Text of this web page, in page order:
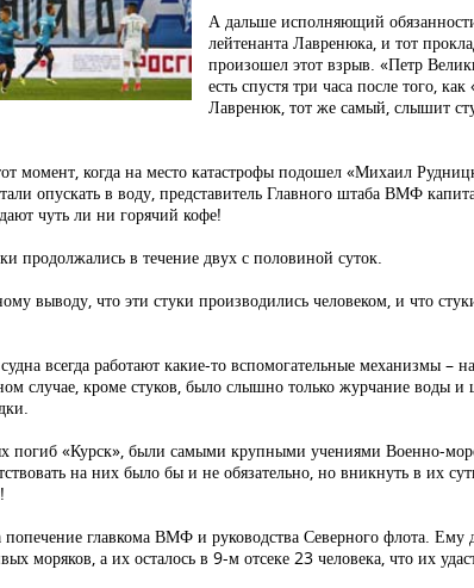
А дальше исполняющий
лейтенанта Лавренюка, и тот
произошел этот взрыв. «Петр
есть спустя три часа после того,
Лавренюк, тот же самый, слышит
момент, когда на место катастрофы подошел «Михаил
опускать в воду, представитель Главного штаба ВМФ
чуть ли ни горячий кофе!
продолжались в течение двух с половиной суток.
выводу, что эти стуки производились человеком, и что
всегда работают какие-то вспомогательные механизмы –
случае, кроме стуков, было слышно только журчание воды
«Курск», были самыми крупными учениями Военно-
на них было бы и не обязательно, но вникнуть в их
попечение главкома ВМФ и руководства Северного флота.
моряков, а их осталось в 9-м отсеке 23 человека, что их